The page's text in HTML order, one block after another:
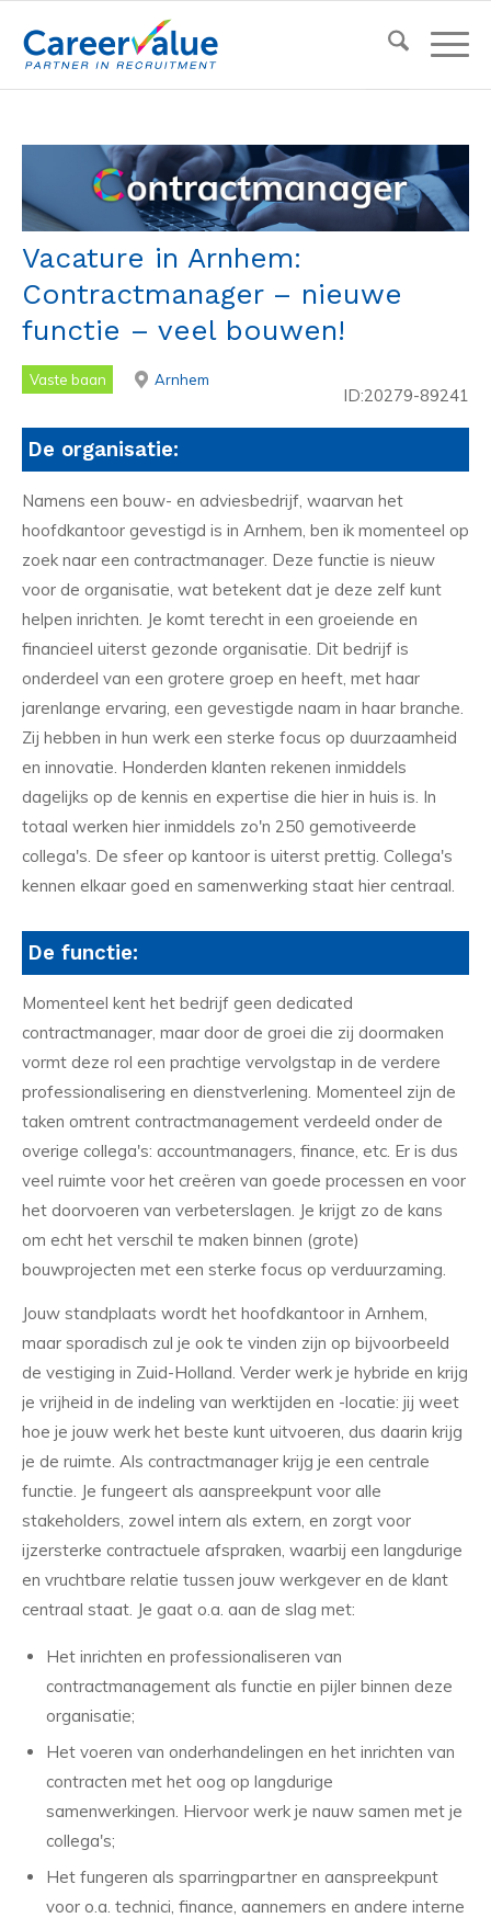
Vacature in Arnhem:
Contractmanager – nieuwe
functie – veel bouwen!
Vaste baan Arnhem
ID:20279-89241
De organisatie:
Namens een bouw- en adviesbedrijf, waarvan het
hoofdkantoor gevestigd is in Arnhem, ben ik momenteel op
zoek naar een contractmanager. Deze functie is nieuw
voor de organisatie, wat betekent dat je deze zelf kunt
helpen inrichten. Je komt terecht in een groeiende en
financieel uiterst gezonde organisatie. Dit bedrijf is
onderdeel van een grotere groep en heeft, met haar
jarenlange ervaring, een gevestigde naam in haar branche.
Zij hebben in hun werk een sterke focus op duurzaamheid
en innovatie. Honderden klanten rekenen inmiddels
dagelijks op de kennis en expertise die hier in huis is. In
totaal werken hier inmiddels zo'n 250 gemotiveerde
collega's. De sfeer op kantoor is uiterst prettig. Collega's
kennen elkaar goed en samenwerking staat hier centraal.
De functie:
Momenteel kent het bedrijf geen dedicated
contractmanager, maar door de groei die zij doormaken
vormt deze rol een prachtige vervolgstap in de verdere
professionalisering en dienstverlening. Momenteel zijn de
taken omtrent contractmanagement verdeeld onder de
overige collega's: accountmanagers, finance, etc. Er is dus
veel ruimte voor het creëren van goede processen en voor
het doorvoeren van verbeterslagen. Je krijgt zo de kans
om echt het verschil te maken binnen (grote)
bouwprojecten met een sterke focus op verduurzaming.
Jouw standplaats wordt het hoofdkantoor in Arnhem,
maar sporadisch zul je ook te vinden zijn op bijvoorbeeld
de vestiging in Zuid-Holland. Verder werk je hybride en krijg
je vrijheid in de indeling van werktijden en -locatie: jij weet
hoe je jouw werk het beste kunt uitvoeren, dus daarin krijg
je de ruimte. Als contractmanager krijg je een centrale
functie. Je fungeert als aanspreekpunt voor alle
stakeholders, zowel intern als extern, en zorgt voor
ijzersterke contractuele afspraken, waarbij een langdurige
en vruchtbare relatie tussen jouw werkgever en de klant
centraal staat. Je gaat o.a. aan de slag met:
Het inrichten en professionaliseren van
contractmanagement als functie en pijler binnen deze
organisatie;
Het voeren van onderhandelingen en het inrichten van
contracten met het oog op langdurige
samenwerkingen. Hiervoor werk je nauw samen met je
collega's;
Het fungeren als sparringpartner en aanspreekpunt
voor o.a. technici, finance, aannemers en andere interne